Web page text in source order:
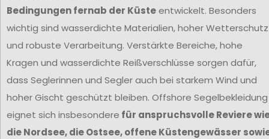
Bedingungen fernab der Küsteentwickelt. Besonders
wichtig sind wasserdichte Materialien, hoher Wetterschutz
und robuste Verarbeitung. Verstärkte Bereiche, hohe
Kragen und wasserdichte Reißverschlüsse sorgen dafür,
dass Seglerinnen und Segler auch bei starkem Wind und
hoher Gischt geschützt bleiben. Offshore Segelbekleidung
eignet sich insbesondere für anspruchsvolle Reviere
die Nordsee, die Ostsee, offene Küstengewässer